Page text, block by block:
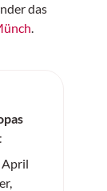
das
.
April